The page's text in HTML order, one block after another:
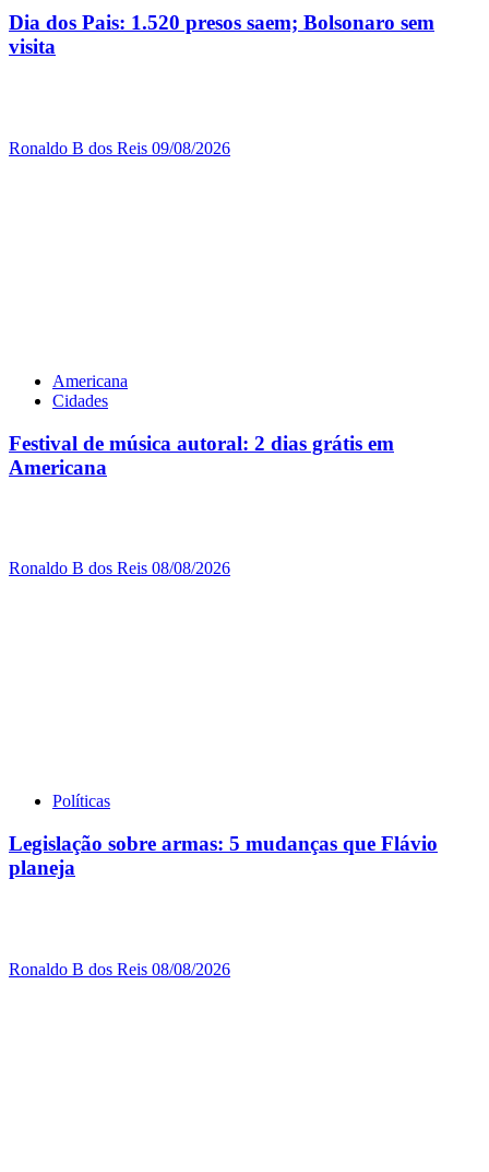
Dia dos Pais: 1.520 presos saem; Bolsonaro sem
visita
Ronaldo B dos Reis 09/08/2026
Americana
Cidades
Festival de música autoral: 2 dias grátis em
Americana
Ronaldo B dos Reis 08/08/2026
Políticas
Legislação sobre armas: 5 mudanças que Flávio
planeja
Ronaldo B dos Reis 08/08/2026